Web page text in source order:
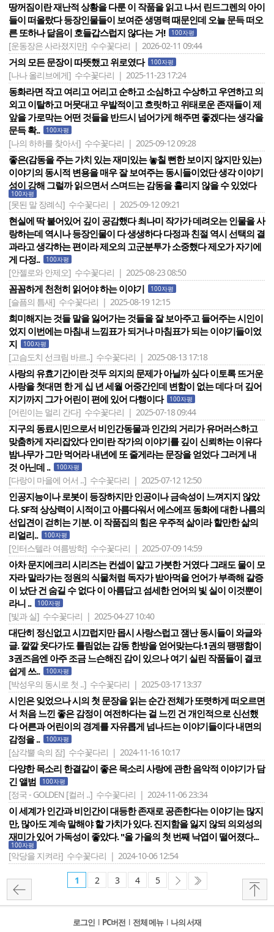
땅꺼짐이란 재난적 상황을 다룬 이 작품을 읽고 나서 린드그렌의 아이
들이 떠올랐다 등장인물들이 보여준 생명력 때문인데 오늘 문득 떠오
른 또하나 닮음이 호들갑스럽지 않다는 거!
100자평
[운동장은 사라졌지만] 수수꽃다리 | 2026-02-11 09:44
거의 모든 문장이 따뜻했고 위로였다 100자평
[나나 올리브에게] 수수꽃다리 | 2025-11-23 17:24
동화라면 작고 여리고 어리고 순하고 소심하고 수상하고 우연하고 의
외고 이탈하고 머뭇대고 우발적이고 흐릿하고 위태로운 존재들이 제
앞을 가로막는 어떤 것들을 반드시 넘어가게 해주면 좋겠다는 생각을
문득 확..
100자평
[나의 하하를 찾아서] 수수꽃다리 | 2025-09-12 09:28
좋은(감동을 주는 가치 있는 재미있는 놓칠 뻔한 보이지 않지만 있는)
이야기의 동시적 변용을 매우 잘 보여주는 동시들이었단 생각 이야기
성이 강해 그럴까 읽으면서 스며드는 감동을 흘리지 않을 수 있었다
100자평
[못된 말 장례식] 수수꽃다리 | 2025-09-12 09:21
현실에 딱 붙어있어 깊이 공감했다 최나미 작가가 데려오는 인물을 사
랑하는데 역시나 등장인물이 다 생생하다 다정과 친절 역시 선택의 결
과라고 생각하는 편이라 제오의 고군분투가 소중했다 제오가 자기에
게 다정..
100자평
[안젤로와 안제오] 수수꽃다리 | 2025-08-23 08:50
꼼꼼하게 천천히 읽어야 하는 이야기 100자평
[슬픔의 틈새] 수수꽃다리 | 2025-08-19 12:15
희미해지는 것들 말을 잃어가는 것들을 잘 보아주고 들어주는 시인이
었지 이번에는 마침내 느낌표가 되거나 마침표가 되는 이야기들이었
지
100자평
[고슴도치 선크림 바르..] 수수꽃다리 | 2025-08-13 17:18
사랑의 유효기간이란 것두 의지의 문제가 아닐까 싶다 이토록 뜨거운
사랑을 첫대면 한 게 십 년 세월 어중간인데 변함이 없는 데다 더 깊어
지기까지 그가 어린이 편에 있어 다행이다
100자평
[어린이는 멀리 간다] 수수꽃다리 | 2025-07-18 09:44
지구의 동료시민으로서 비인간동물과 인간의 거리가 유머러스하고
맞춤하게 자리잡았다 안미란 작가의 이야기를 깊이 신뢰하는 이유다
밤나무가 그만 먹어라 내년에 또 줄게라는 문장을 얻었다 그러게 내
것 아닌데 ..
100자평
[다랑이 마을에 어서 ..] 수수꽃다리 | 2025-07-12 12:50
인공지능이나 로봇이 등장하지만 인공이나 금속성이 느껴지지 않았
다. SF적 상상력이 시적이고 아름다워서 에스에프 동화에 대한 나름의
선입견이 걷히는 기분. 이 작품집의 힘은 우주적 삶이라 할만한 삶의
리얼리..
100자평
[인터스텔라 여름방학] 수수꽃다리 | 2025-07-09 14:59
아차 문지에크리 시리즈는 컨셉이 얇고 가붓한 거였다 그래도 물이 모
자라 말라가는 정원의 식물처럼 독자가 받아먹을 언어가 부족해 갈증
이 났단 건 숨길 수 없다 이 아름답고 섬세한 언어의 빛 실이 이것뿐이
라니 ..
100자평
[빛과 실] 수수꽃다리 | 2025-04-27 10:40
대단히 정신없고 시끄럽지만 몹시 사랑스럽고 잼난 동시들이 와글와
글. 깔깔 웃다가도 틀림없는 감동 한방을 얻어맞는다.1권의 팽팽함이
3권즈음엔 아주 조금 느슨해진 감이 있으나 여기 실린 작품들이 결코
쉽게 쓰..
100자평
[박성우의 동시로 첫 ..] 수수꽃다리 | 2025-03-17 13:37
시인은 잊었으나 시의 첫 문장을 읽는 순간 전체가 또렷하게 떠오르면
서 처음 느낀 좋은 감정이 여전하다는 걸 느낀 건 개인적으로 신선했
다 어른과 어린이의 경계를 자유롭게 넘나드는 이야기들이다 내면의
감정을 ..
100자평
[삼각뿔 속의 잠] 수수꽃다리 | 2024-11-16 10:17
다양한 목소리 한결같이 좋은 목소리 사랑에 관한 음악적 이야기가 담
긴 앨범
100자평
[정국 - GOLDEN [컬러 ..] 수수꽃다리 | 2024-11-06 23:34
이 세계가 인간과 비인간이 대등한 존재로 공존한다는 이야기는 많지
만, 많아도 계속 말해야 할 가치가 있다. 진지함을 잃지 않되 의외성의
재미가 있어 가독성이 좋았다. "올 가을의 첫 번째 낙엽이 떨어졌다...
100자평
[악당을 지켜라] 수수꽃다리 | 2024-10-06 12:54
1 2 3 4 5
로그인 l PC버전 l 전체 메뉴 l 나의 서재